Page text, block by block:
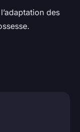
des